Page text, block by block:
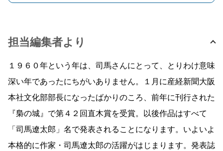
担当編集者より
１９６０年という年は、司馬さんにとって、とりわけ意味
深い年であったにちがいありません。１月に産経新聞大阪
本社文化部部長になったばかりのころ、前年に刊行された
『梟の城』で第４２回直木賞を受賞。以後作品はすべて
「司馬遼太郎」名で発表されることになります。いよいよ
本格的に作家・司馬遼太郎の活躍がはじまります。発表誌